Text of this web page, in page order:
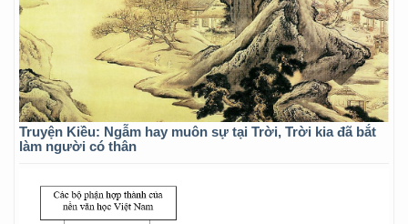
Truyện Kiều: Ngẫm hay muôn sự tại Trời, Trời kia đã bắt
làm người có thân